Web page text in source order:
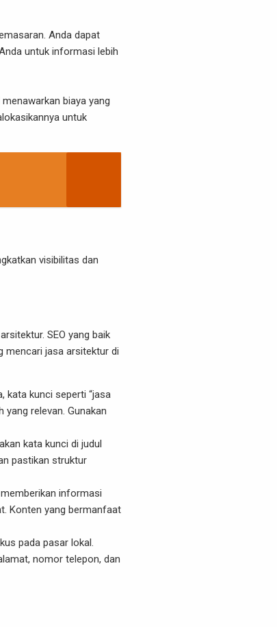
Anda dapat
untuk informasi lebih
biaya yang
untuk
visibilitas dan
SEO yang baik
mencari jasa arsitektur di
kata kunci seperti “jasa
yang relevan. Gunakan
kata kunci di judul
pastikan struktur
informasi
Konten yang bermanfaat
pada pasar lokal.
nomor telepon, dan